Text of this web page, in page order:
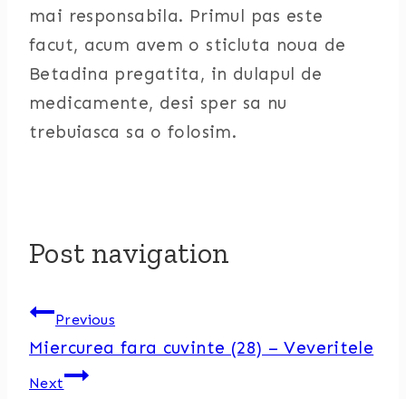
mai responsabila. Primul pas este
facut, acum avem o sticluta noua de
Betadina pregatita, in dulapul de
medicamente, desi sper sa nu
trebuiasca sa o folosim.
Post navigation
Previous
Miercurea fara cuvinte (28) – Veveritele
Next